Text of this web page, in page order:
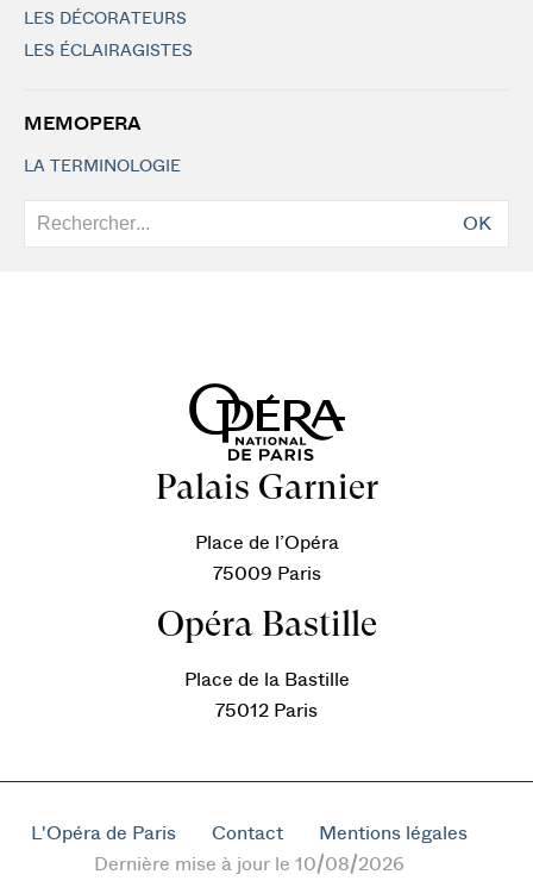
LES DÉCORATEURS
LES ÉCLAIRAGISTES
MEMOPERA
LA TERMINOLOGIE
OK
Palais Garnier
Place de l’Opéra
75009 Paris
Opéra Bastille
Place de la Bastille
75012 Paris
L'Opéra de Paris Contact
Mentions légales
Dernière mise à jour le 10/08/2026